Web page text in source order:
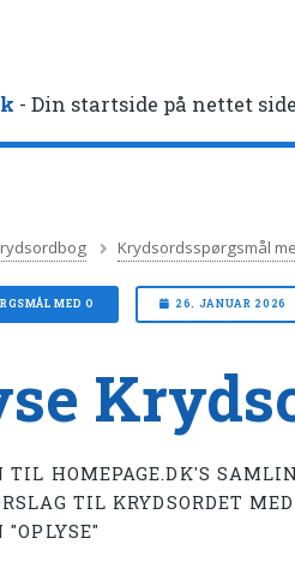
- Din startside på nettet
Krydsordsspørgsmål
MED O 26. JANUAR 2026
TIL HOMEPAGE.DK'S
TIL KRYDSORDET MED
"OPLYSE"